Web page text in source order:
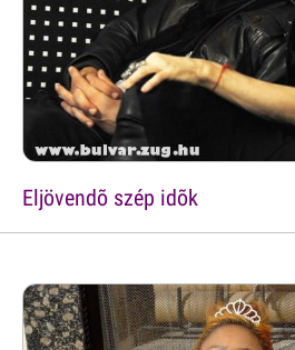
Eljövendõ szép idõk